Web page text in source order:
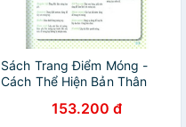
Sách Trang Điểm Móng -
Cách Thể Hiện Bản Thân
153.200 đ